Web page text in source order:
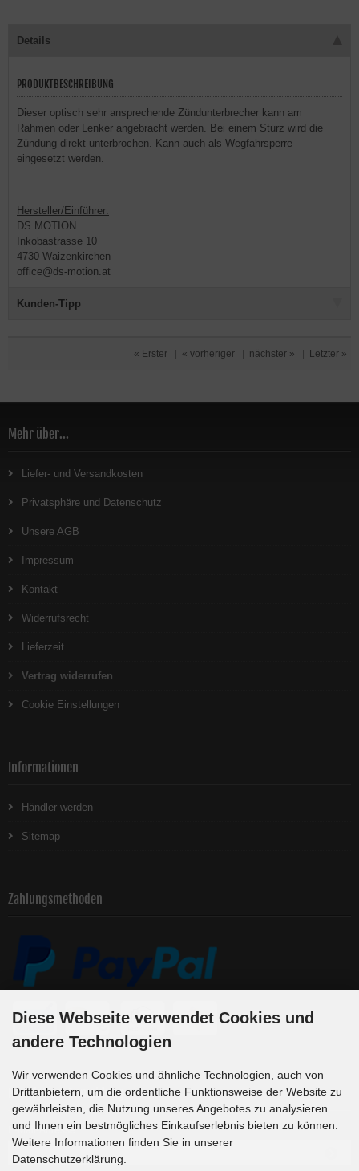
Details
PRODUKTBESCHREIBUNG
Dieser optisch sehr ansprechende Zündunterbrecher kann am
Rahmen oder Lenker angebracht werden. Bei einem Sturz wird die
Zündung direkt unterbrochen. Kann auch als Wegfahrsperre
eingesetzt werden.
Hersteller/Einführer:
DS MOTION
Inkobastrasse 10
4730 Waizenkirchen
office@ds-motion.at
Kunden-Tipp
« Erster « vorheriger nächster » Letzter »
Mehr über...
Liefer- und Versandkosten
Privatsphäre und Datenschutz
Unsere AGB
Impressum
Kontakt
Widerrufsrecht
Lieferzeit
Vertrag widerrufen
Cookie Einstellungen
Informationen
Händler werden
Sitemap
Zahlungsmethoden
Newsletter-Anmeldung
E-Mail-Adresse:
Diese Webseite verwendet Cookies und
andere Technologien
Wir verwenden Cookies und ähnliche Technologien, auch von
Drittanbietern, um die ordentliche Funktionsweise der Website zu
gewährleisten, die Nutzung unseres Angebotes zu analysieren
und Ihnen ein bestmögliches Einkaufserlebnis bieten zu können.
Weitere Informationen finden Sie in unserer
Datenschutzerklärung.